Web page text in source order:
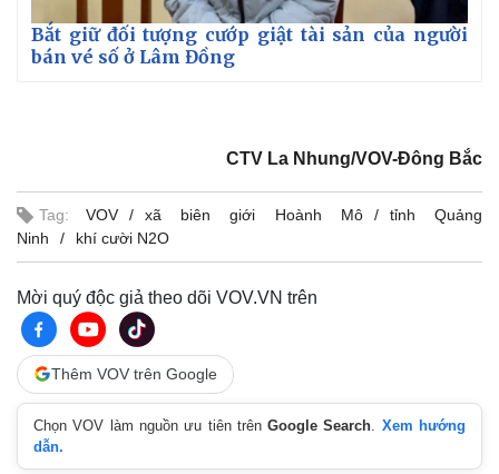
Bắt giữ đối tượng cướp giật tài sản của người
bán vé số ở Lâm Đồng
CTV La Nhung/VOV-Đông Bắc
Tag: VOV xã biên giới Hoành Mô
tỉnh Quảng
Ninh
khí cười N2O
Mời quý độc giả theo dõi VOV.VN trên
Thêm VOV trên Google
Chọn VOV làm nguồn ưu tiên trênGoogle Search
Xem hướng
dẫn.